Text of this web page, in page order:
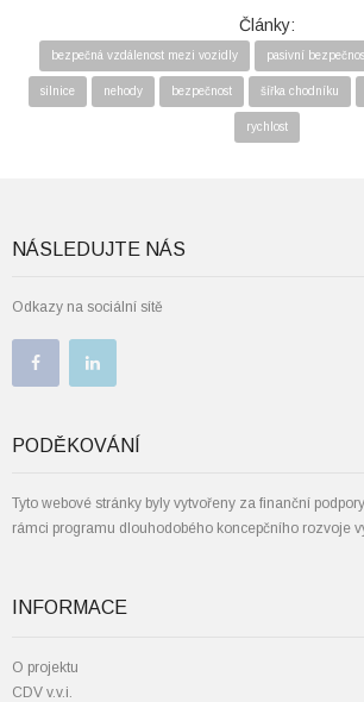
Články:
bezpečná vzdálenost mezi vozidly pasivní
silnice nehody bezpečnost šířka chodníku
rychlost
NÁSLEDUJTE NÁS
Odkazy na sociální sítě
PODĚKOVÁNÍ
Tyto webové stránky byly vytvořeny za finanční
rámci programu dlouhodobého koncepčního rozvoje
INFORMACE
O projektu
CDV v.v.i.